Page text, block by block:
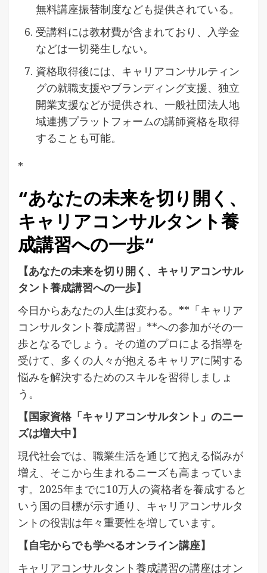
無料講座振替制度なども提供されている。
受講料には教材費が含まれており、入学金
などは一切発生しない。
資格取得後には、キャリアコンサルティン
グの就職支援やブランディング支援、独立
開業支援などが提供され、一般社団法人地
域連携プラットフォームの講師資格を取得
することも可能。
*
“あなたの未来を切り開く、
キャリアコンサルタント養
成講習への一歩“
【あなたの未来を切り開く、キャリアコンサル
タント養成講習への一歩】
今日からあなたの人生は変わる。**「キャリア
コンサルタント養成講習」**への参加がその一
歩となるでしょう。その道のプロによる指導を
受けて、多くの人々が抱えるキャリアに関する
悩みを解決するためのスキルを習得しましょ
う。
【国家資格「キャリアコンサルタント」のニー
ズは増大中】
現代社会では、職業生活を通じて抱える悩みが
増え、そこから生まれるニーズも高まっていま
す。2025年までに10万人の資格者を養成すると
いう国の目標が示す通り、キャリアコンサルタ
ントの役割は年々重要性を増しています。
【自宅からでも学べるオンライン講座】
キャリアコンサルタント養成講習の講座はオン